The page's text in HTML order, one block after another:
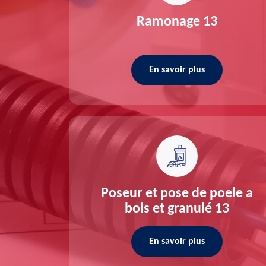
13
13
Ramonage 13
En savoir plus
Poseur et pose de poele a
bois et granulé 13
En savoir plus